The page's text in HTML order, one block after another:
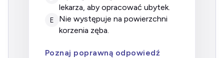
lekarza, aby opracować ubytek.
E
nie występuje na powierzchni
korzenia zęba.
Poznaj poprawną odpowiedź